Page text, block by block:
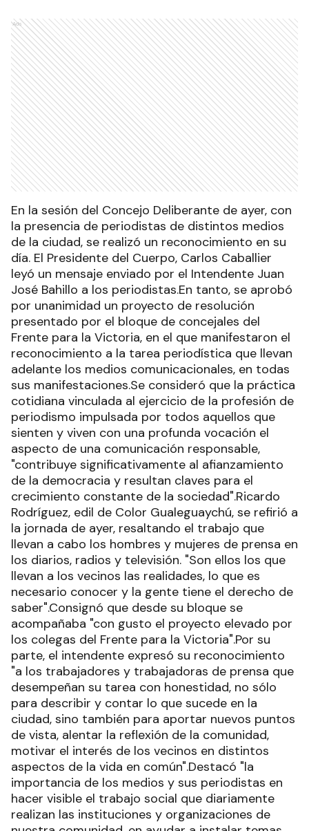
Ads
En la sesión del Concejo Deliberante de ayer, con
la presencia de periodistas de distintos medios
de la ciudad, se realizó un reconocimiento en su
día. El Presidente del Cuerpo, Carlos Caballier
leyó un mensaje enviado por el Intendente Juan
José Bahillo a los periodistas.En tanto, se aprobó
por unanimidad un proyecto de resolución
presentado por el bloque de concejales del
Frente para la Victoria, en el que manifestaron el
reconocimiento a la tarea periodística que llevan
adelante los medios comunicacionales, en todas
sus manifestaciones.Se consideró que la práctica
cotidiana vinculada al ejercicio de la profesión de
periodismo impulsada por todos aquellos que
sienten y viven con una profunda vocación el
aspecto de una comunicación responsable,
"contribuye significativamente al afianzamiento
de la democracia y resultan claves para el
crecimiento constante de la sociedad".Ricardo
Rodríguez, edil de Color Gualeguaychú, se refirió a
la jornada de ayer, resaltando el trabajo que
llevan a cabo los hombres y mujeres de prensa en
los diarios, radios y televisión. "Son ellos los que
llevan a los vecinos las realidades, lo que es
necesario conocer y la gente tiene el derecho de
saber".Consignó que desde su bloque se
acompañaba "con gusto el proyecto elevado por
los colegas del Frente para la Victoria".Por su
parte, el intendente expresó su reconocimiento
"a los trabajadores y trabajadoras de prensa que
desempeñan su tarea con honestidad, no sólo
para describir y contar lo que sucede en la
ciudad, sino también para aportar nuevos puntos
de vista, alentar la reflexión de la comunidad,
motivar el interés de los vecinos en distintos
aspectos de la vida en común".Destacó "la
importancia de los medios y sus periodistas en
hacer visible el trabajo social que diariamente
realizan las instituciones y organizaciones de